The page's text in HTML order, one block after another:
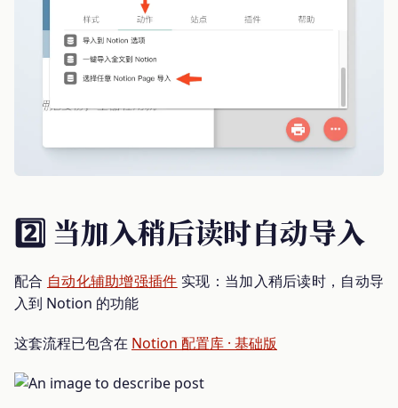
2️⃣ 当加入稍后读时自动导入
配合 自动化辅助增强插件 实现：当加入稍后读时，自动导
入到 Notion 的功能
这套流程已包含在 Notion 配置库 · 基础版